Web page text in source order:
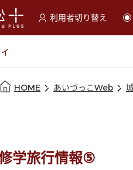
利用者切り替え
選択すると利用者の
HOME あいづっこWeb
学旅行情報⑤